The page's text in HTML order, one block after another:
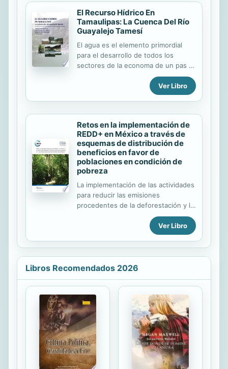
acercado a la costa. El encuentro fue
una epifanía. Las profundidades
marinas empezaron a ejercer en él
resultado es este delicioso libro en
el que se suceden los episodios
fascinantes: el bacalao que
descubrió América, el banco de
arenques que estuvo a punto de
desatar un conflicto...
El Recurso Hídrico En
Tamaulipas: La Cuenca Del Río
Guayalejo Tamesí
El agua es el elemento primordial
para el desarrollo de todos los
sectores de la economa de un pas y
ms an, es imprescindible para la
supervivencia y el bienestar de los
seres humanos del planeta. Este
en Tamaulipas: La cuenca del Ro
Guayalejo Tames rene y evala
informacin de diferentes fuentes
oficiales y de investigaciones
realizadas, en lo referente al proceso
y rgimen hidrolgico del recurso
hdrico en la cuenca del ro Guayalejo
Tames; en trminos de distribucin,
uso y gestin, disponibilidad e
infraestructura. El libro se integra en
Ver Libro
Retos en la implementación de
REDD+ en México a través de
esquemas de distribución de
beneficios en favor de
poblaciones en condición de
pobreza
La implementación de las actividades
para reducir las emisiones
procedentes de la deforestación y la
degradación forestal en los paises
en desarrollo, para la promoción de
la conservación de los acervos
forestales de carbono, la gestión
sostenible de los bosques y la
mejora de los acervos de carbono
beneficios ambientales y sociales. La
distribución de beneficios REDD+ se
refiere, por lo tanto, a la voluntad
para distribuir los beneficios
derivados de este programa entre
los grupos de interés en un pais. Es
necesario crear marcos
institucionales ad hoc y...
Ver Libro
Libros Recomendados 2026